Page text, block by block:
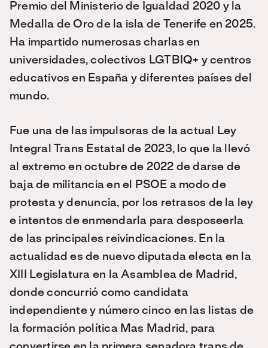
Premio del Ministerio de Igualdad 2020 y la
Medalla de Oro de la isla de Tenerife en 2025.
Ha impartido numerosas charlas en
universidades, colectivos LGTBIQ+ y centros
educativos en España y diferentes países del
mundo.
Fue una de las impulsoras de la actual Ley
Integral Trans Estatal de 2023, lo que la llevó
al extremo en octubre de 2022 de darse de
baja de militancia en el PSOE a modo de
protesta y denuncia, por los retrasos de la ley
e intentos de enmendarla para desposeerla
de las principales reivindicaciones. En la
actualidad es de nuevo diputada electa en la
XIII Legislatura en la Asamblea de Madrid,
donde concurrió como candidata
independiente y número cinco en las listas de
la formación política Mas Madrid, para